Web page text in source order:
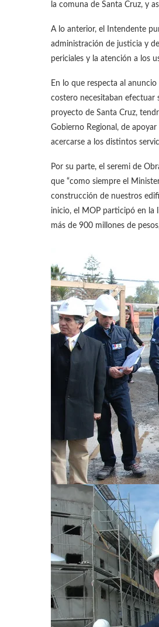
la comuna de Santa Cruz, y
A lo anterior, el Intendente
administración de justicia y
periciales y la atención a los
En lo que respecta al
costero necesitaban efectuar
proyecto de Santa Cruz,
Gobierno Regional, de
acercarse a los distintos
Por su parte, el seremi de
que “como siempre el
construcción de nuestros
inicio, el MOP participó en la
más de 900 millones de